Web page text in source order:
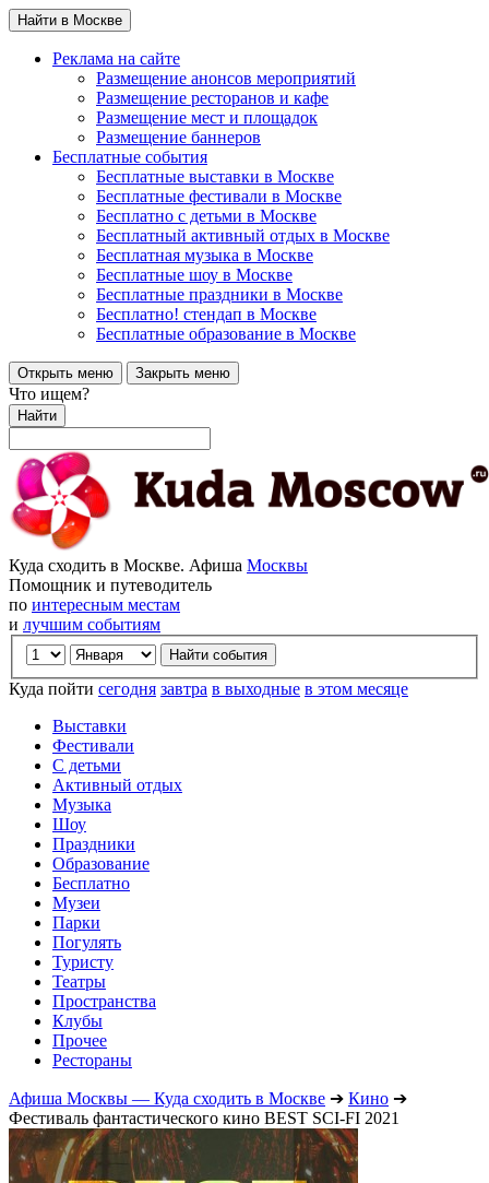
Найти в Москве
Реклама на сайте
Размещение анонсов мероприятий
Размещение ресторанов и кафе
Размещение мест и площадок
Размещение баннеров
Бесплатные события
Бесплатные выставки в Москве
Бесплатные фестивали в Москве
Бесплатно с детьми в Москве
Бесплатный активный отдых в Москве
Бесплатная музыка в Москве
Бесплатные шоу в Москве
Бесплатные праздники в Москве
Бесплатно! стендап в Москве
Бесплатные образование в Москве
Открыть меню Закрыть меню
Что ищем?
Найти
Куда сходить в Москве. Афиша Москвы
Помощник и путеводитель
по интересным местам
и лучшим событиям
Куда пойти сегодня завтра в выходные в этом месяце
Выставки
Фестивали
С детьми
Активный отдых
Музыка
Шоу
Праздники
Образование
Бесплатно
Музеи
Парки
Погулять
Туристу
Театры
Пространства
Клубы
Прочее
Рестораны
Афиша Москвы — Куда сходить в Москве ➔ Кино ➔
Фестиваль фантастического кино BEST SCI-FI 2021